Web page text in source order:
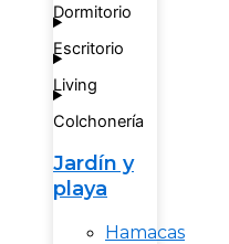
Dormitorio
Escritorio
Living
Colchonería
Jardín y
playa
Hamacas